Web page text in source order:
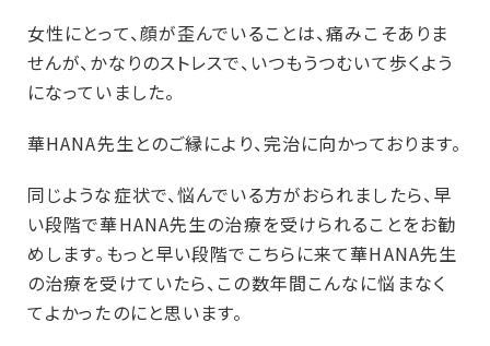
女性にとって、顔が歪んでいることは、痛みこそありま
せんが、かなりのストレスで、いつもうつむいて歩くよう
になっていました。
華HANA先生とのご縁により、完治に向かっております。
同じような症状で、悩んでいる方がおられましたら、早
い段階で華HANA先生の治療を受けられることをお勧
めします。 もっと早い段階でこちらに来て華HANA先生
の治療を受けていたら、この数年間こんなに悩まなく
てよかったのにと思います。